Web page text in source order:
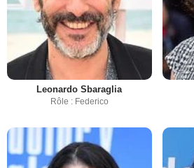
Leonardo Sbaraglia
Rôle : Federico